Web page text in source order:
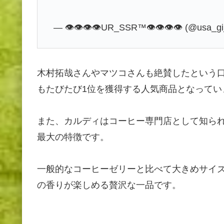
— 👁👁👁👁UR_SSR™👁👁👁👁
木村拓哉さんやマツコさんも絶賛したという
もたびたび1位を獲得する人気商品となって
また、カルディはコーヒー専門店として知
最大の特徴です。
一般的なコーヒーゼリーと比べて大きめサイ
の香りが楽しめる贅沢な一品です。